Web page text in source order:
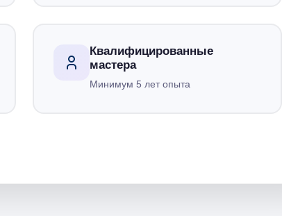
Квалифицированные
мастера
Минимум 5 лет опыта